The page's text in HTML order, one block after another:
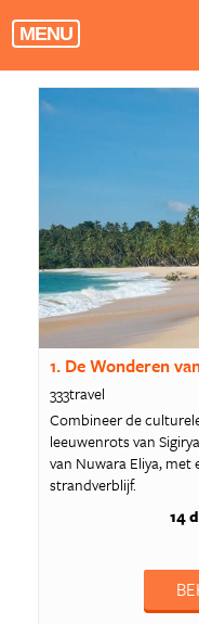
MENU
1. De Wonderen
333travel
Combineer de
leeuwenrots van
van Nuwara Eliya,
strandverblijf.
14